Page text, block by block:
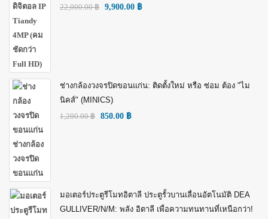
22,000.00฿ 9,900.00 ฿
ช่างกล้องวงจรปิดขอนแก่น: ติดตั้งใหม่ หรือ ซ่อม ต้อง "ไม
นิคส์" (MINICS)
1,200.00฿ 850.00 ฿
มอเตอร์ประตูรีโมทอิตาลี ประตูรั้วบานเลื่อนอัตโนมัติ DEA
GULLIVER/N/M: พลัง อิตาลี เพื่อความทนทานที่เหนือกว่า!